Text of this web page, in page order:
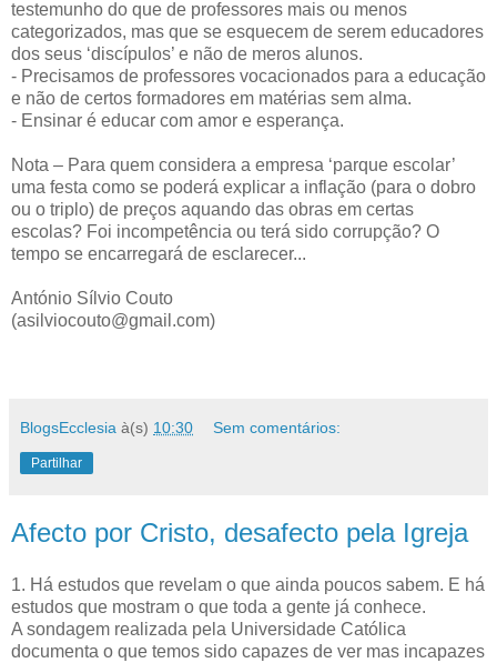
testemunho do que de professores mais ou menos
categorizados, mas que se esquecem de serem educadores
dos seus ‘discípulos’ e não de meros alunos.
- Precisamos de professores vocacionados para a educação
e não de certos formadores em matérias sem alma.
- Ensinar é educar com amor e esperança.
Nota – Para quem considera a empresa ‘parque escolar’
uma festa como se poderá explicar a inflação (para o dobro
ou o triplo) de preços aquando das obras em certas
escolas? Foi incompetência ou terá sido corrupção? O
tempo se encarregará de esclarecer...
António Sílvio Couto
(asilviocouto@gmail.com)
BlogsEcclesia à(s) 10:30 Sem comentários:
Partilhar
Afecto por Cristo, desafecto pela Igreja
1. Há estudos que revelam o que ainda poucos sabem. E há
estudos que mostram o que toda a gente já conhece.
A sondagem realizada pela Universidade Católica
documenta o que temos sido capazes de ver mas incapazes